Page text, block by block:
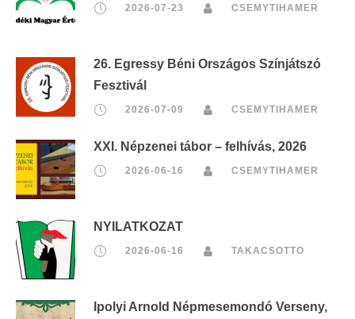
2026-07-23 CSEMYTIHAMER
26. Egressy Béni Országos Színjátszó
Fesztivál
2026-07-09 CSEMYTIHAMER
XXI. Népzenei tábor – felhívás, 2026
2026-06-16 CSEMYTIHAMER
NYILATKOZAT
2026-06-16 TAKACSOTTO
Ipolyi Arnold Népmesemondó Verseny,